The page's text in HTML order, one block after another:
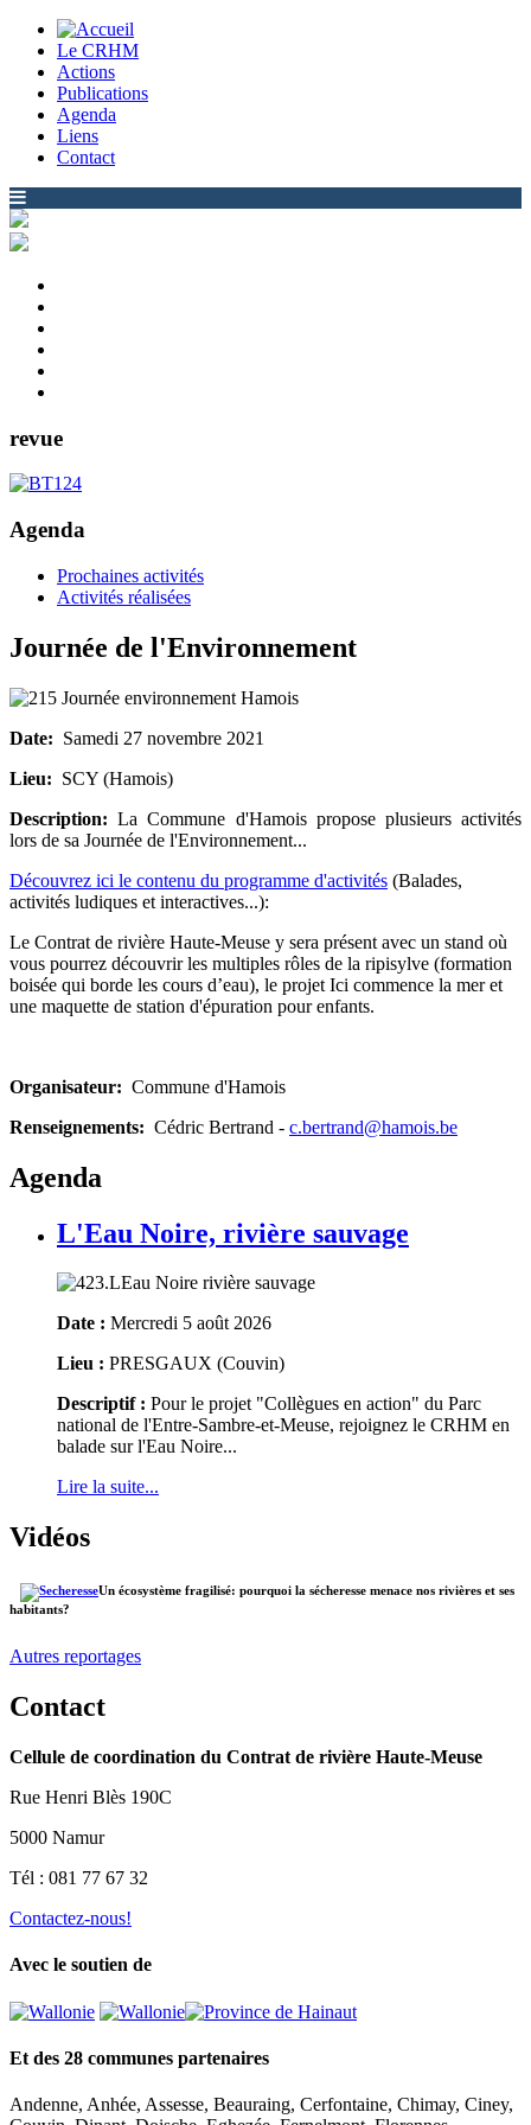
Le CRHM
Actions
Publications
Agenda
Liens
Contact
revue
Agenda
Prochaines activités
Activités réalisées
Journée de l'Environnement
Date: Samedi 27 novembre 2021
Lieu: SCY (Hamois)
Description: La Commune d'Hamois propose plusieurs activités
lors de sa Journée de l'Environnement...
Découvrez ici le contenu du programme d'activités (Balades,
activités ludiques et interactives...):
Le Contrat de rivière Haute-Meuse y sera présent avec un stand où
vous pourrez découvrir les multiples rôles de la ripisylve (formation
boisée qui borde les cours d’eau), le projet Ici commence la mer et
une maquette de station d'épuration pour enfants.
Organisateur: Commune d'Hamois
Renseignements: Cédric Bertrand - c.bertrand@hamois.be
Agenda
L'Eau Noire, rivière sauvage
Date : Mercredi 5 août 2026
Lieu : PRESGAUX (Couvin)
Descriptif : Pour le projet "Collègues en action" du Parc
national de l'Entre-Sambre-et-Meuse, rejoignez le CRHM en
balade sur l'Eau Noire...
Lire la suite...
Vidéos
Un écosystème fragilisé: pourquoi la sécheresse menace nos rivières et ses
habitants?
Autres reportages
Contact
Cellule de coordination du Contrat de rivière Haute-Meuse
Rue Henri Blès 190C
5000 Namur
Tél : 081 77 67 32
Contactez-nous!
Avec le soutien de
Et des 28 communes partenaires
Andenne, Anhée, Assesse, Beauraing, Cerfontaine, Chimay, Ciney,